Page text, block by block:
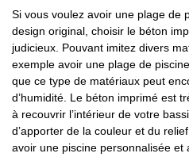
Si vous voulez avoir une plage de
design original, choisir le béton
judicieux. Pouvant imitez divers
exemple avoir une plage de
que ce type de matériaux peut
d’humidité. Le béton imprimé est
à recouvrir l’intérieur de votre
d’apporter de la couleur et du
avoir une piscine personnalisée et